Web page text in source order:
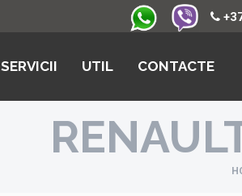
SERVICII UTIL CONTACTE